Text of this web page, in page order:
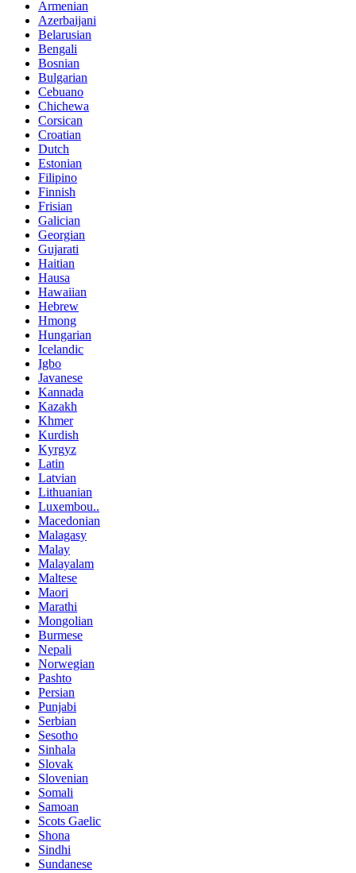
Armenian
Azerbaijani
Belarusian
Bengali
Bosnian
Bulgarian
Cebuano
Chichewa
Corsican
Croatian
Dutch
Estonian
Filipino
Finnish
Frisian
Galician
Georgian
Gujarati
Haitian
Hausa
Hawaiian
Hebrew
Hmong
Hungarian
Icelandic
Igbo
Javanese
Kannada
Kazakh
Khmer
Kurdish
Kyrgyz
Latin
Latvian
Lithuanian
Luxembou..
Macedonian
Malagasy
Malay
Malayalam
Maltese
Maori
Marathi
Mongolian
Burmese
Nepali
Norwegian
Pashto
Persian
Punjabi
Serbian
Sesotho
Sinhala
Slovak
Slovenian
Somali
Samoan
Scots Gaelic
Shona
Sindhi
Sundanese